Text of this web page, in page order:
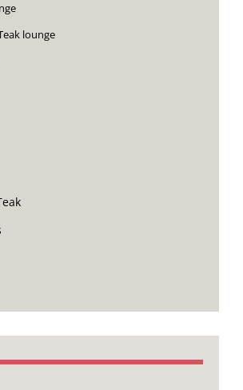
lounge